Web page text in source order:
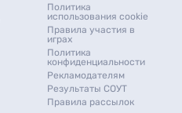
Политика
использования cookie
Правила участия в
играх
Политика
конфиденциальности
Рекламодателям
Результаты СОУТ
Правила рассылок